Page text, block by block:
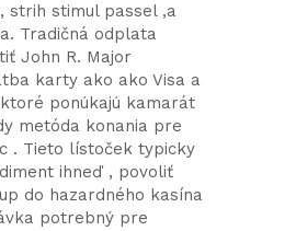
strih stimul passel ,a
Tradičná odplata
John R. Major
karty ako ako Visa a
ponúkajú kamarát
metóda konania pre
. Tieto lístoček typicky
ihneď , povoliť
do hazardného kasína
potrebný pre